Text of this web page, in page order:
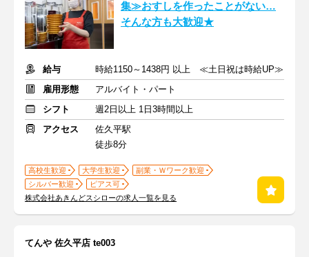
集≫おすしを作ったことがない…
そんな方も大歓迎★
給与
時給1150～1438円 以上 ≪土日祝は時給UP≫
雇用形態
アルバイト・パート
シフト
週2日以上 1日3時間以上
アクセス
佐久平駅
徒歩8分
高校生歓迎 大学生歓迎
副業・Ｗワーク歓迎
シルバー歓迎
ピアス可
株式会社あきんどスシローの求人一覧を見る
てんや 佐久平店 te003